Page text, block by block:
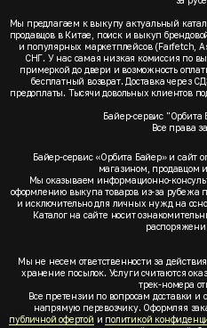
Мы предлагаем к выкупу актуальный
продавцов в Китае, поиск и выкуп
и популярных маркетплейсов (Farfetch,
СНГ. У нас самая низкая комиссия по
примеркой до двери и возможность
бесплатный возврат. Доставка через
предоплаты. Тысячи довольных клиентов
Байер-сервис
Все права
Байер-сервис «Орбита Байер» и сайт
магазином, продавцом
Мы оказываем информационно-
оформлению выкупа товаров из-за рубежа
и исключительно для личных нужд на
Каталог на сайте носит
Мы не несем ответственности за
хранение посылок. Услуги считаются
трек-номера
Все претензии по вопросам доставки
напрямую перевозчику. Оформляя
публичной офертой и политикой